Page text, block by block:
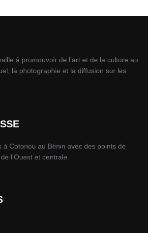
à promouvoir de l'art et de la culture au
la photographie et la diffusion sur les
à Cotonou au Bénin avec des points de
l'Ouest et centrale.